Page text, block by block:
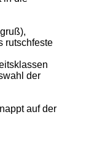
rutschfeste
der
auf der